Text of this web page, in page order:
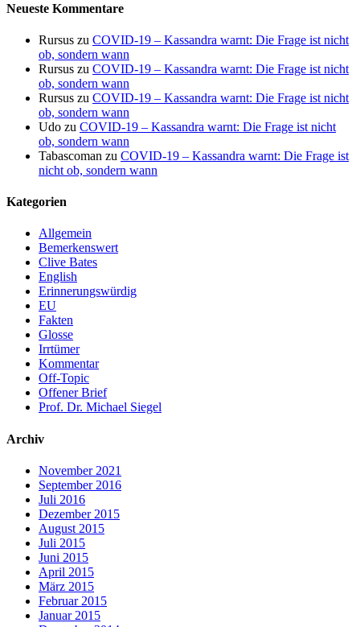
Neueste Kommentare
Rursus zu COVID-19 – Kassandra warnt: Die Frage ist nicht
ob, sondern wann
Rursus zu COVID-19 – Kassandra warnt: Die Frage ist nicht
ob, sondern wann
Rursus zu COVID-19 – Kassandra warnt: Die Frage ist nicht
ob, sondern wann
Udo zu COVID-19 – Kassandra warnt: Die Frage ist nicht
ob, sondern wann
Tabascoman zu COVID-19 – Kassandra warnt: Die Frage ist
nicht ob, sondern wann
Kategorien
Allgemein
Bemerkenswert
Clive Bates
English
Erinnerungswürdig
EU
Fakten
Glosse
Irrtümer
Kommentar
Off-Topic
Offener Brief
Prof. Dr. Michael Siegel
Archiv
November 2021
September 2016
Juli 2016
Dezember 2015
August 2015
Juli 2015
Juni 2015
April 2015
März 2015
Februar 2015
Januar 2015